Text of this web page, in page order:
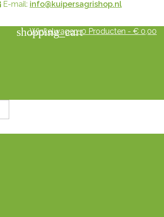
E-mail: info@kuipersagrishop.nl
shopping_cart
Winkelwagen: 0 Producten - € 0,00